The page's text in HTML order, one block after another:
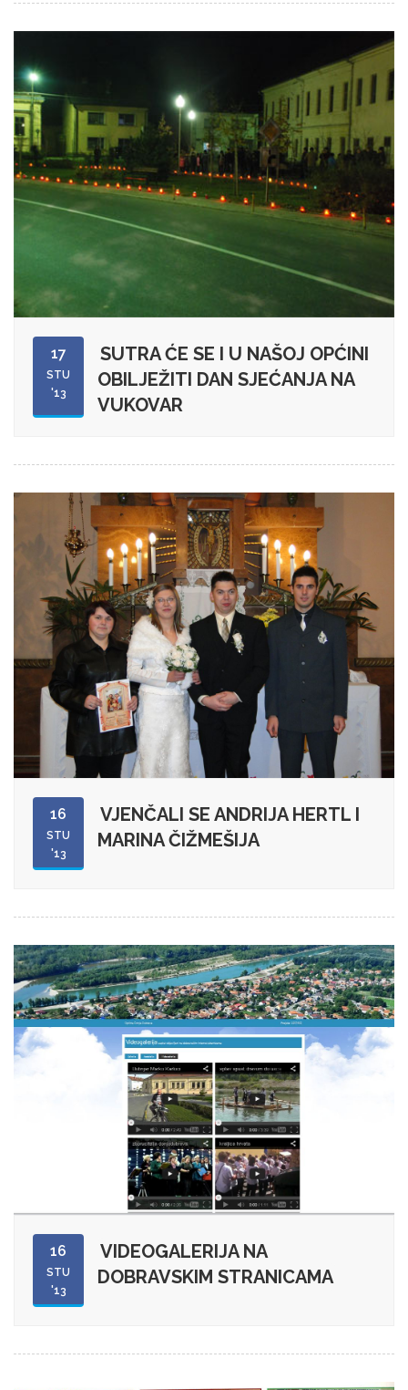
17
STU
'13
SUTRA ĆE SE I U NAŠOJ OPĆINI
OBILJEŽITI DAN SJEĆANJA NA
VUKOVAR
16
STU
'13
VJENČALI SE ANDRIJA HERTL I
MARINA ČIŽMEŠIJA
16
STU
'13
VIDEOGALERIJA NA
DOBRAVSKIM STRANICAMA